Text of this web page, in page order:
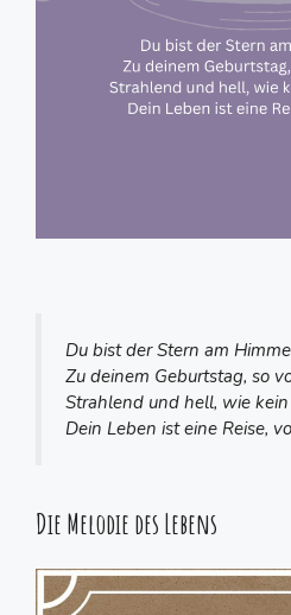
Du bist der Stern am
Zu deinem Geburtstag, so
Strahlend und hell, wie
Dein Leben ist eine Reise,
Die Melodie des Lebens